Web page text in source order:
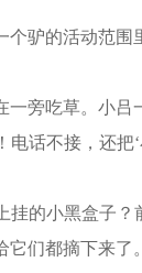
驴的活动范围
旁吃草。小吕
话不接，还把
的小黑盒子？
们都摘下来